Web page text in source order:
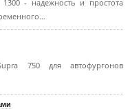
1300 - надежность и простота
750 для автофургонов